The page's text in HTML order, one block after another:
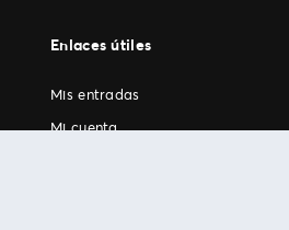
Enlaces útiles
Mis entradas
Mi cuenta